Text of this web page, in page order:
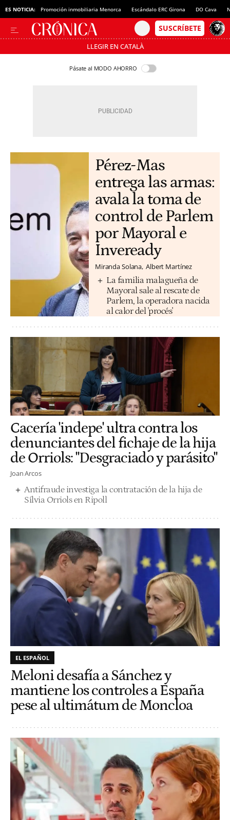
ES NOTICIA: Promoción inmobiliaria Menorca Escándalo ERC Girona DO Cava
LLEGIR EN CATALÀ
Pásate al MODO AHORRO
Pérez-Mas
entrega las armas:
avala la toma de
control de Parlem
por Mayoral e
Inveready
Miranda Solana Albert Martínez
La familia malagueña de
Mayoral sale al rescate de
Parlem, la operadora nacida
al calor del 'procés'
Cacería 'indepe' ultra contra los
denunciantes del fichaje de la hija
de Orriols: "Desgraciado y parásito"
Joan Arcos
Antifraude investiga la contratación de la hija de
Sílvia Orriols en Ripoll
EL ESPAÑOL
Meloni desafía a Sánchez y
mantiene los controles a España
pese al ultimátum de Moncloa